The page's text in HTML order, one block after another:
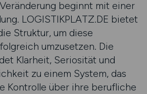
beginnt mit einer
LOGISTIKPLATZ.DE bietet
Struktur, um diese
umzusetzen. Die
Klarheit, Seriosität und
zu einem System, das
Kontrolle über ihre berufliche